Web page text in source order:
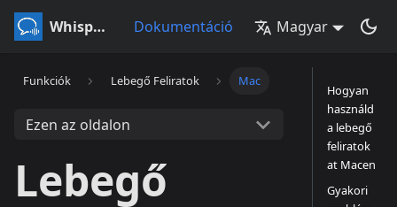
Whisperr Dokumentáció Magyar
Funkciók Lebegő Feliratok Mac
Ezen az oldalon
Lebegő
Hogyan
használd
a lebegő
feliratok
at Macen
Gyakori